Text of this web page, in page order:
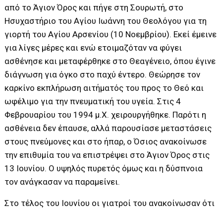
από το Άγιον Όρος και πήγε στη Σουρωτή, στο
Ησυχαστήριο του Αγίου Ιωάννη του Θεολόγου για τη
γιορτή του Αγίου Αρσενίου (10 Νοεμβρίου). Εκεί έμεινε
για λίγες μέρες και ενώ ετοιμαζόταν να φύγει
ασθένησε και μεταφέρθηκε στο Θεαγένειο, όπου έγινε
διάγνωση για όγκο στο παχύ έντερο. Θεώρησε τον
καρκίνο εκπλήρωση αιτήματός του προς το Θεό και
ωφέλιμο για την πνευματική του υγεία. Στις 4
Φεβρουαρίου του 1994 μ.Χ. χειρουργήθηκε. Παρότι η
ασθένεια δεν έπαυσε, αλλά παρουσίασε μεταστάσεις
στους πνεύμονες και στο ήπαρ, ο Όσιος ανακοίνωσε
την επιθυμία του να επιστρέψει στο Άγιον Όρος στις
13 Ιουνίου. Ο υψηλός πυρετός όμως και η δύσπνοια
τον ανάγκασαν να παραμείνει.
Στο τέλος του Ιουνίου οι γιατροί του ανακοίνωσαν ότι